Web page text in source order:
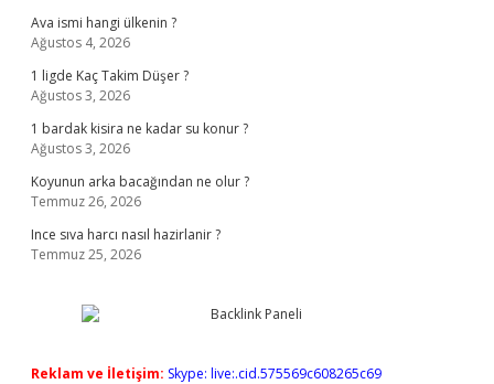
Ava ismi hangi ülkenin ?
Ağustos 4, 2026
1 ligde Kaç Takim Düşer ?
Ağustos 3, 2026
1 bardak kisira ne kadar su konur ?
Ağustos 3, 2026
Koyunun arka bacağından ne olur ?
Temmuz 26, 2026
Ince sıva harcı nasıl hazirlanir ?
Temmuz 25, 2026
Reklam ve İletişim: Skype: live:.cid.575569c608265c69